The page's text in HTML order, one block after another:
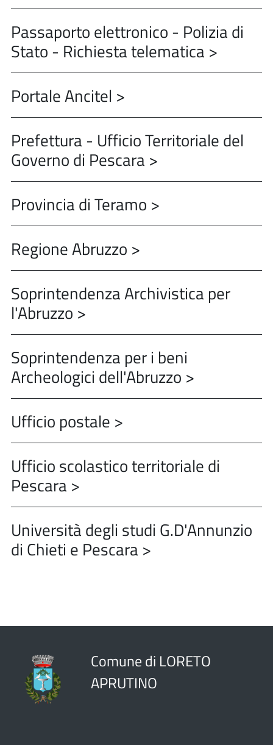
Passaporto elettronico - Polizia di
Stato - Richiesta telematica >
Portale Ancitel >
Prefettura - Ufficio Territoriale del
Governo di Pescara >
Provincia di Teramo >
Regione Abruzzo >
Soprintendenza Archivistica per
l'Abruzzo >
Soprintendenza per i beni
Archeologici dell'Abruzzo >
Ufficio postale >
Ufficio scolastico territoriale di
Pescara >
Università degli studi G.D'Annunzio
di Chieti e Pescara >
Comune di LORETO
APRUTINO